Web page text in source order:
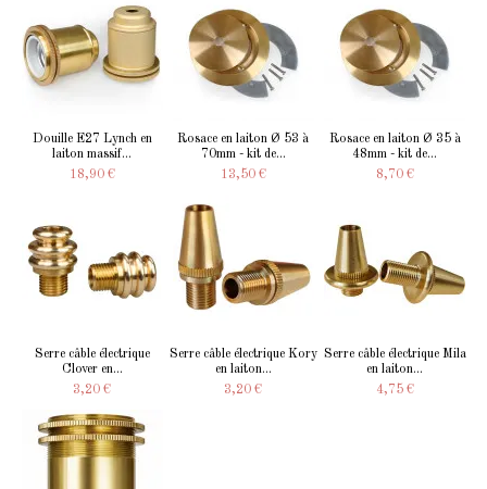
Douille E27 Lynch en
laiton massif...
18,90 €
Rosace en laiton Ø 53 à
70mm - kit de...
13,50 €
Rosace en laiton Ø 35 à
48mm - kit de...
8,70 €
Serre câble électrique
Clover en...
3,20 €
Serre câble électrique Kory
en laiton...
3,20 €
Serre câble électrique Mila
en laiton...
4,75 €